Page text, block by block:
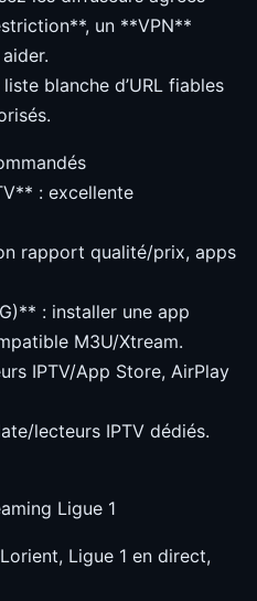
un **VPN**
blanche d’URL fiables
: excellente
rapport qualité/prix, apps
: installer une app
M3U/Xtream.
IPTV/App Store, AirPlay
lecteurs IPTV dédiés.
Ligue 1
Ligue 1 en direct,